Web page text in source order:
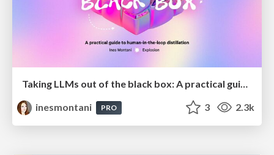
Taking LLMs out of the black box: A practical guide to human-in-the-loop distillation
inesmontani
PRO 3 2.3k